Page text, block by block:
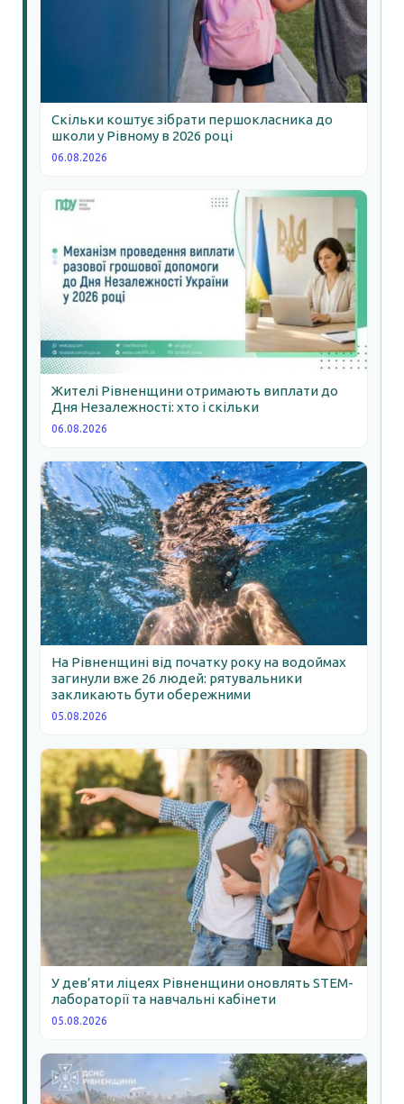
Скільки коштує зібрати першокласника до
школи у Рівному в 2026 році
06.08.2026
Жителі Рівненщини отримають виплати до
Дня Незалежності: хто і скільки
06.08.2026
На Рівненщині від початку року на водоймах
загинули вже 26 людей: рятувальники
закликають бути обережними
05.08.2026
У дев’яти ліцеях Рівненщини оновлять STEM-
лабораторії та навчальні кабінети
05.08.2026